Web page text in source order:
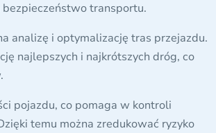
transportu.
analizę i optymalizację tras przejazdu.
najlepszych i najkrótszych dróg, co
pojazdu, co pomaga w kontroli
temu można zredukować ryzyko